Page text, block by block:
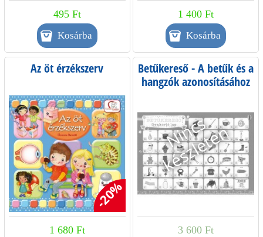
495 Ft 1 400 Ft
Az öt érzékszerv
-20%
1 680 Ft
Betűkereső - A betűk és a
hangzók azonosításához
3 600 Ft